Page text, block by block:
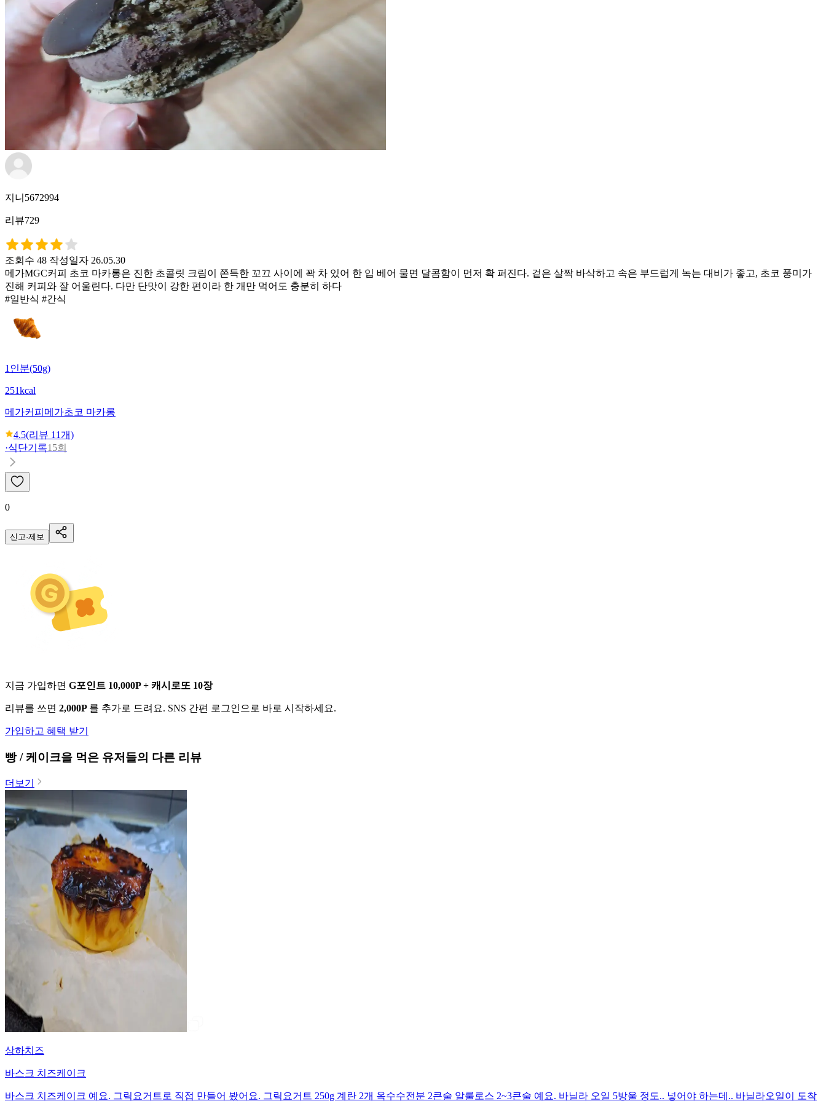
지니5672994
리뷰729
조회수 48 작성일자 26.05.30
메가MGC커피 초코 마카롱은 진한 초콜릿 크림이 쫀득한 꼬끄 사이에 꽉 차 있어 한 입 베어 물면 달콤함이 먼저 확 퍼진다. 겉은 살짝 바삭하고 속은 부드럽게 녹는 대비가 좋고, 초코 풍미가
진해 커피와 잘 어울린다. 다만 단맛이 강한 편이라 한 개만 먹어도 충분히 하다
#일반식 #간식
1인분(50g)
251kcal
메가커피 메가초코 마카롱
4.5(리뷰 11개)
·식단기록15회
0
신고·제보
지금 가입하면 G포인트 10,000P + 캐시로또 10장
리뷰를 쓰면 2,000P 를 추가로 드려요. SNS 간편 로그인으로 바로 시작하세요.
가입하고 혜택 받기
빵 / 케이크을 먹은 유저들의 다른 리뷰
더보기
상하치즈
바스크 치즈케이크
바스크 치즈케이크 예요. 그릭요거트로 직접 만들어 봤어요. 그릭요거트 250g 계란 2개 옥수수전분 2큰술 알룰로스 2~3큰술 예요. 바닐라 오일 5방울 정도.. 넣어야 하는데.. 바닐라오일이 도착